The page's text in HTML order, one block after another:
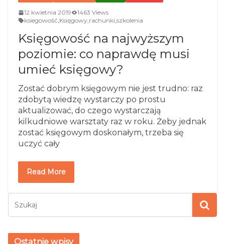
12 kwietnia 2019
1463 Views
ksiegowość,Księgowy,rachunki,szkolenia
Księgowość na najwyższym
poziomie: co naprawdę musi
umieć księgowy?
Zostać dobrym księgowym nie jest trudno: raz
zdobytą wiedzę wystarczy po prostu
aktualizować, do czego wystarczają
kilkudniowe warsztaty raz w roku. Żeby jednak
zostać księgowym doskonałym, trzeba się
uczyć cały
Read More
Ostatnie wpisy